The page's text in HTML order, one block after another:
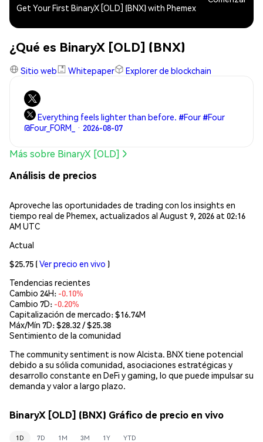
Get Your First BinaryX [OLD] (BNX) with Phemex
¿Qué es BinaryX [OLD] (BNX)
Sitio web Whitepaper Explorer de blockchain
Everything feels lighter than before. #Four #Four
@Four_FORM_ · 2026-08-07
Más sobre BinaryX [OLD]
Análisis de precios
Aproveche las oportunidades de trading con los insights en
tiempo real de Phemex, actualizados al August 9, 2026 at 02:16
AM UTC
Actual
$25.75 (Ver precio en vivo )
Tendencias recientes
Cambio 24H: -0.10%
Cambio 7D: -0.20%
Capitalización de mercado:$16.74M
Máx/Mín 7D: $28.32/ $25.38
Sentimiento de la comunidad
The community sentiment is now Alcista. BNX tiene potencial
debido a su sólida comunidad, asociaciones estratégicas y
desarrollo constante en DeFi y gaming, lo que puede impulsar su
demanda y valor a largo plazo.
BinaryX [OLD] (BNX) Gráfico de precio en vivo
1D 7D 1M 3M 1Y YTD